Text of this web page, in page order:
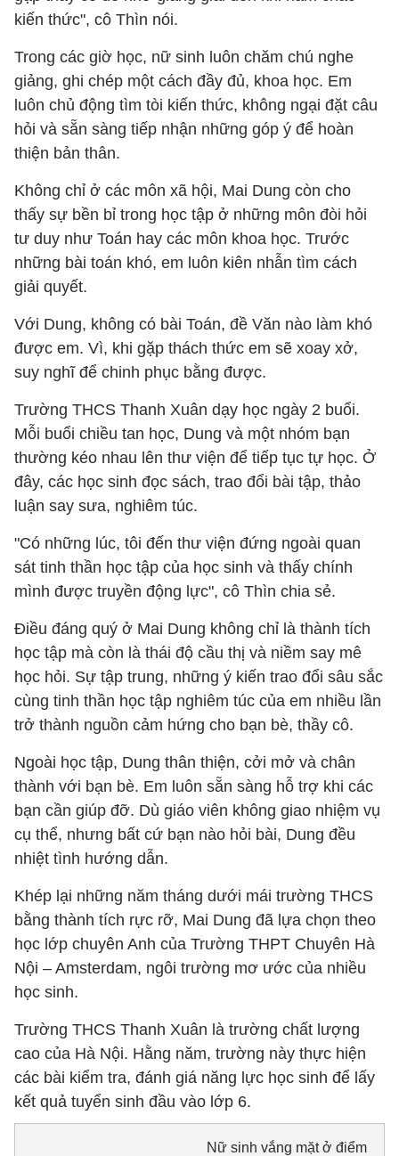
kiến thức", cô Thìn nói.
Trong các giờ học, nữ sinh luôn chăm chú nghe
giảng, ghi chép một cách đầy đủ, khoa học. Em
luôn chủ động tìm tòi kiến thức, không ngại đặt câu
hỏi và sẵn sàng tiếp nhận những góp ý để hoàn
thiện bản thân.
Không chỉ ở các môn xã hội, Mai Dung còn cho
thấy sự bền bỉ trong học tập ở những môn đòi hỏi
tư duy như Toán hay các môn khoa học. Trước
những bài toán khó, em luôn kiên nhẫn tìm cách
giải quyết.
Với Dung, không có bài Toán, đề Văn nào làm khó
được em. Vì, khi gặp thách thức em sẽ xoay xở,
suy nghĩ để chinh phục bằng được.
Trường THCS Thanh Xuân dạy học ngày 2 buổi.
Mỗi buổi chiều tan học, Dung và một nhóm bạn
thường kéo nhau lên thư viện để tiếp tục tự học. Ở
đây, các học sinh đọc sách, trao đổi bài tập, thảo
luận say sưa, nghiêm túc.
"Có những lúc, tôi đến thư viện đứng ngoài quan
sát tinh thần học tập của học sinh và thấy chính
mình được truyền động lực", cô Thìn chia sẻ.
Điều đáng quý ở Mai Dung không chỉ là thành tích
học tập mà còn là thái độ cầu thị và niềm say mê
học hỏi. Sự tập trung, những ý kiến trao đổi sâu sắc
cùng tinh thần học tập nghiêm túc của em nhiều lần
trở thành nguồn cảm hứng cho bạn bè, thầy cô.
Ngoài học tập, Dung thân thiện, cởi mở và chân
thành với bạn bè. Em luôn sẵn sàng hỗ trợ khi các
bạn cần giúp đỡ. Dù giáo viên không giao nhiệm vụ
cụ thể, nhưng bất cứ bạn nào hỏi bài, Dung đều
nhiệt tình hướng dẫn.
Khép lại những năm tháng dưới mái trường THCS
bằng thành tích rực rỡ, Mai Dung đã lựa chọn theo
học lớp chuyên Anh của Trường THPT Chuyên Hà
Nội – Amsterdam, ngôi trường mơ ước của nhiều
học sinh.
Trường THCS Thanh Xuân là trường chất lượng
cao của Hà Nội. Hằng năm, trường này thực hiện
các bài kiểm tra, đánh giá năng lực học sinh để lấy
kết quả tuyển sinh đầu vào lớp 6.
Nữ sinh vắng mặt ở điểm